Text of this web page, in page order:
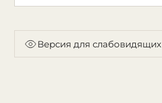
Версия для слабовидящих